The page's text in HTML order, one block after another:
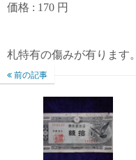
価格 : 170 円
札特有の傷みが有ります。
前の記事